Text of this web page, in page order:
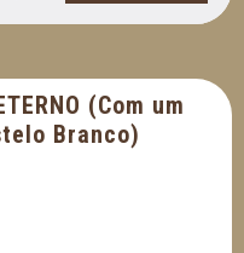
(Com um
Branco)